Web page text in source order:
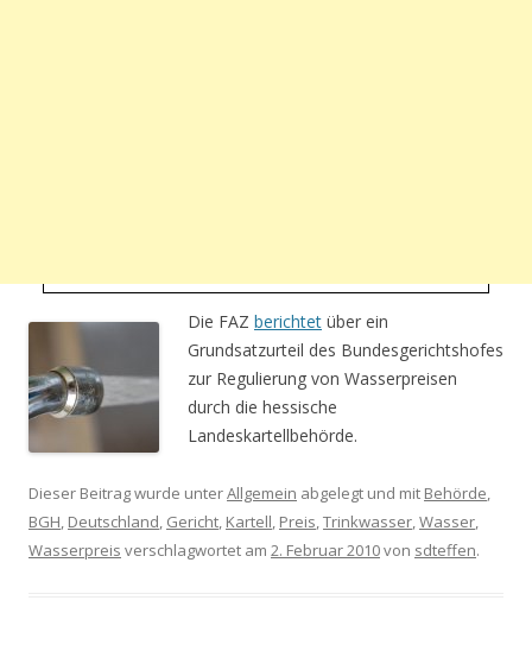
Die FAZ berichtet über ein
Grundsatzurteil des Bundesgerichtshofes
zur Regulierung von Wasserpreisen
durch die hessische
Landeskartellbehörde.
Dieser Beitrag wurde unterAllgemein abgelegt und mit Behörde,
BGH, Deutschland, Gericht, Kartell, Preis,Trinkwasser,Wasser,
Wasserpreis verschlagwortet am 2. Februar 2010von sdteffen.